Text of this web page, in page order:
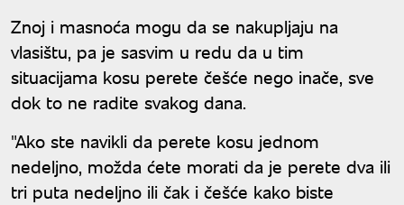
Znoj i masnoća mogu da se nakupljaju na
vlasištu, pa je sasvim u redu da u tim
situacijama kosu perete češće nego inače, sve
dok to ne radite svakog dana.
"Ako ste navikli da perete kosu jednom
nedeljno, možda ćete morati da je perete dva ili
tri puta nedeljno ili čak i češće kako biste